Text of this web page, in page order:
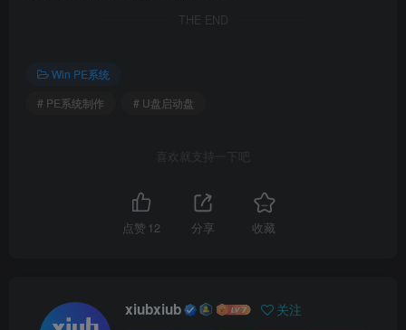
THE END
Win PE系统
# PE系统制作
# U盘启动盘
喜欢就支持一下吧
点赞 12 分享 收藏
xiubxiub 关注